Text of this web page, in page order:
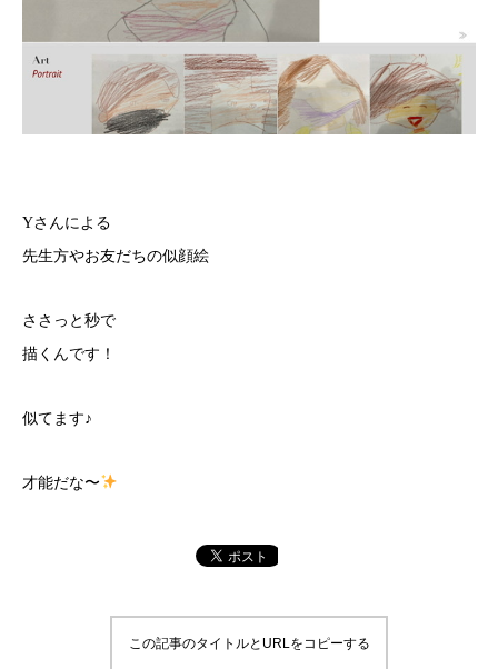
Yさんによる
先生方やお友だちの似顔絵
ささっと秒で
描くんです！
似てます♪
才能だな〜
この記事のタイトルとURLをコピーする